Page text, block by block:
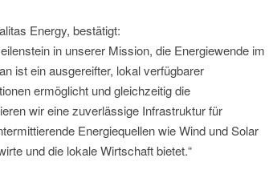
Energy, bestätigt:
in unserer Mission, die Energiewende im
ist ein ausgereifter, lokal verfügbarer
ermöglicht und gleichzeitig die
wir eine zuverlässige Infrastruktur für
Energiequellen wie Wind und Solar
und die lokale Wirtschaft bietet.“